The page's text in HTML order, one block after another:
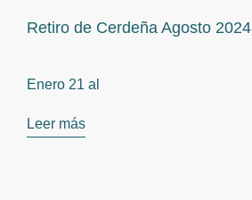
Retiro de Cerdeña Agosto 2024
Enero 21 al
Leer más